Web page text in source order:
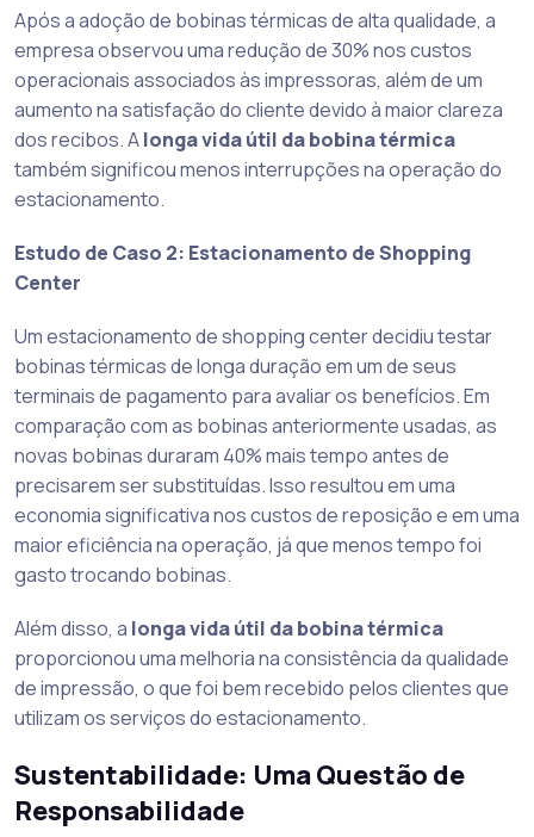
Após a adoção de bobinas térmicas de alta qualidade, a
empresa observou uma redução de 30% nos custos
operacionais associados às impressoras, além de um
aumento na satisfação do cliente devido à maior clareza
dos recibos. Alonga vida útil da bobina térmica
também significou menos interrupções na operação do
estacionamento.
Estudo de Caso 2: Estacionamento de Shopping
Center
Um estacionamento de shopping center decidiu testar
bobinas térmicas de longa duração em um de seus
terminais de pagamento para avaliar os benefícios. Em
comparação com as bobinas anteriormente usadas, as
novas bobinas duraram 40% mais tempo antes de
precisarem ser substituídas. Isso resultou em uma
economia significativa nos custos de reposição e em uma
maior eficiência na operação, já que menos tempo foi
gasto trocando bobinas.
Além disso, a longa vida útil da bobina térmica
proporcionou uma melhoria na consistência da qualidade
de impressão, o que foi bem recebido pelos clientes que
utilizam os serviços do estacionamento.
Sustentabilidade: Uma Questão de
Responsabilidade